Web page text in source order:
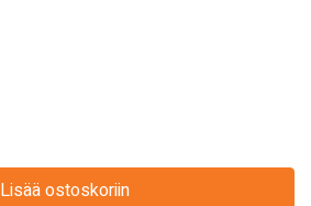
Lisää ostoskoriin